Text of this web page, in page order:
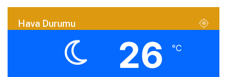
Hava Durumu
26 ℃